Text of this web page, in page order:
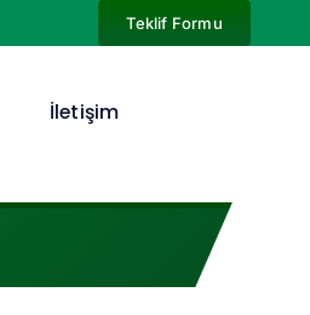
Teklif Formu
İletişim